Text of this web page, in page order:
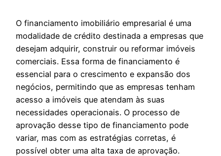
O financiamento imobiliário empresarial é uma
modalidade de crédito destinada a empresas que
desejam adquirir, construir ou reformar imóveis
comerciais. Essa forma de financiamento é
essencial para o crescimento e expansão dos
negócios, permitindo que as empresas tenham
acesso a imóveis que atendam às suas
necessidades operacionais. O processo de
aprovação desse tipo de financiamento pode
variar, mas com as estratégias corretas, é
possível obter uma alta taxa de aprovação.